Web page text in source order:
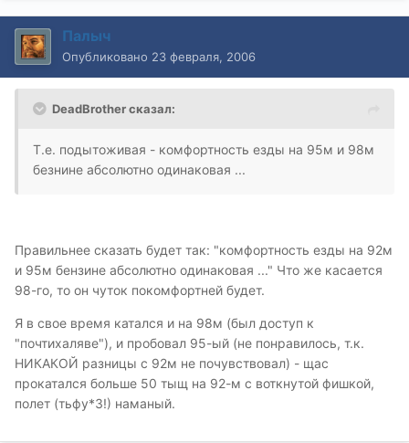
Палыч
Опубликовано 23 февраля, 2006
DeadBrother сказал:
Т.е. подытоживая - комфортность езды на 95м и 98м
безнине абсолютно одинаковая ...
Правильнее сказать будет так: "комфортность езды на 92м
и 95м бензине абсолютно одинаковая ..." Что же касается
98-го, то он чуток покомфортней будет.
Я в свое время катался и на 98м (был доступ к
"почтихаляве"), и пробовал 95-ый (не понравилось, т.к.
НИКАКОЙ разницы с 92м не почувствовал) - щас
прокатался больше 50 тыщ на 92-м с воткнутой фишкой,
полет (тьфу*3!) наманый.